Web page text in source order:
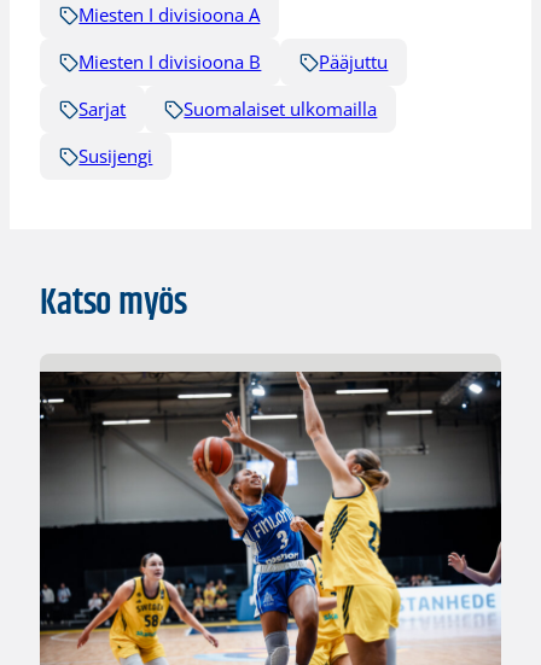
Miesten I divisioona A
Miesten I divisioona B
Pääjuttu
Sarjat
Suomalaiset ulkomailla
Susijengi
Katso myös